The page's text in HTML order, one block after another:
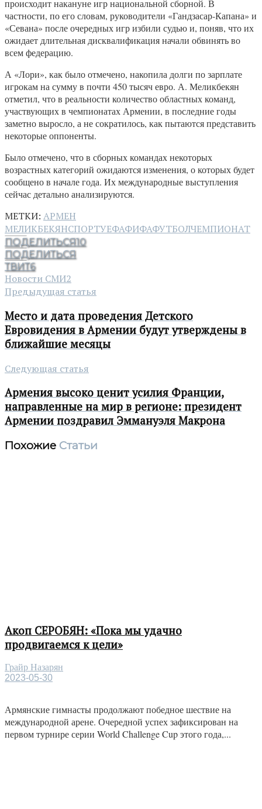
происходит накануне игр национальной сборной. В
частности, по его словам, руководители «Гандзасар-Капана» и
«Севана» после очередных игр избили судью и, поняв, что их
ожидает длительная дисквалификация начали обвинять во
всем федерацию.
А «Лори», как было отмечено, накопила долги по зарплате
игрокам на сумму в почти 450 тысяч евро. А. Меликбекян
отметил, что в реальности количество областных команд,
участвующих в чемпионатах Армении, в последние годы
заметно выросло, а не сократилось, как пытаются представить
некоторые оппоненты.
Было отмечено, что в сборных командах некоторых
возрастных категорий ожидаются изменения, о которых будет
сообщено в начале года. Их международные выступления
сейчас детально анализируются.
МЕТКИ: АРМЕН
МЕЛИКБЕКЯНСПОРТУЕФАФИФАФУТБОЛЧЕМПИОНАТ
ПОДЕЛИТЬСЯ10
ПОДЕЛИТЬСЯ
ТВИТ6
Новости СМИ2
Предыдущая статья
Место и дата проведения Детского
Евровидения в Армении будут утверждены в
ближайшие месяцы
Следующая статья
Армения высоко ценит усилия Франции,
направленные на мир в регионе: президент
Армении поздравил Эммануэля Макрона
Похожие Статьи
Акоп СЕРОБЯН: «Пока мы удачно
продвигаемся к цели»
Грайр Назарян
2023-05-30
Армянские гимнасты продолжают победное шествие на
международной арене. Очередной успех зафиксирован на
первом турнире серии World Challenge Cup этого года,...